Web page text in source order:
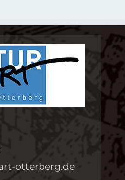
otterberg.de